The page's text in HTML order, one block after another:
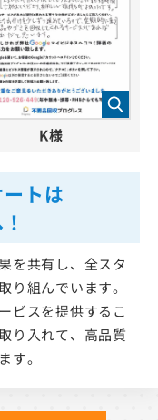
トは
を共有し、全スタ
り組んでいます。
ビスを提供するこ
り入れて、高品質
す。
K様